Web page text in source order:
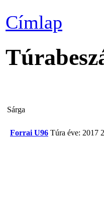
Címlap
Sárga
Forrai U96 Túra éve: 2017